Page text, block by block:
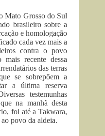
Mato Grosso do Sul
brasileiro sobre a
e homologação
cada vez mais a
contra o povo
recente dessa
das terras
se sobrepõem a
a última reserva
testemunhas
na manhã desta
foi até a Takwara,
ao povo da aldeia.